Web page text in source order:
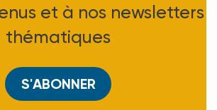
et à nos newsletters
thématiques
S'ABONNER